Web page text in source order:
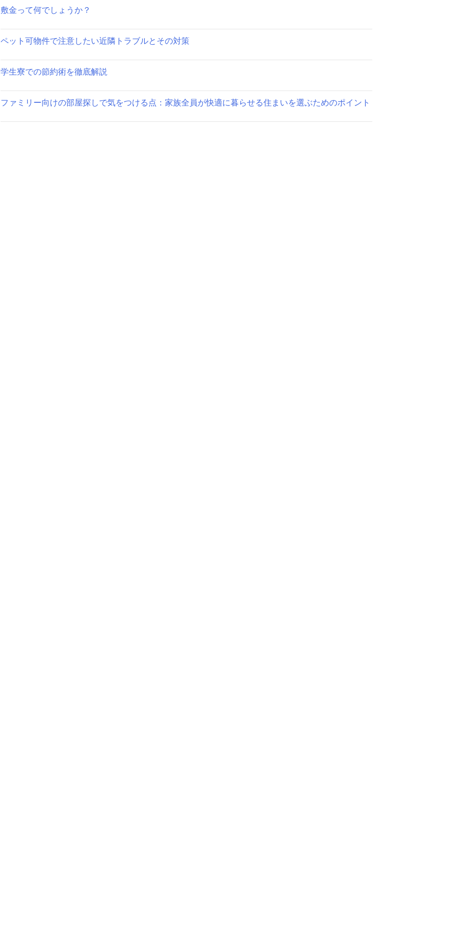
ョ
ン
敷金って何でしょうか？
ペット可物件で注意したい近隣トラブルとその対策
学生寮での節約術を徹底解説
ファミリー向けの部屋探しで気をつける点：家族全員が快適に暮らせる住まいを選ぶためのポイント